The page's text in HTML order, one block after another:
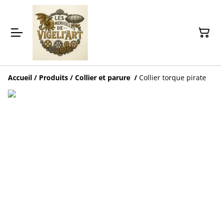
Accueil / Produits / Collier et parure / Collier torque pirate